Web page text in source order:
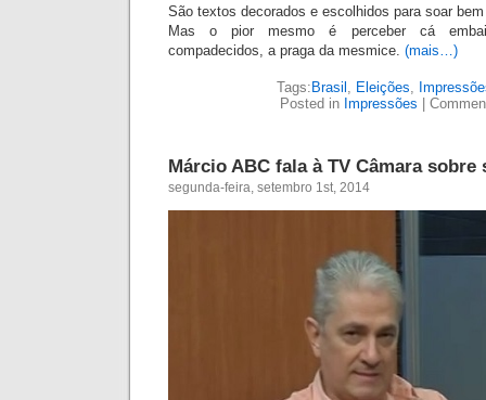
Márcio ABC is
Entries (RSS)